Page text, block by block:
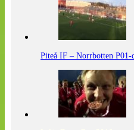
Piteå IF – Norrbotten P01-